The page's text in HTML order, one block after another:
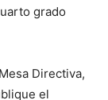
grado
Directiva,
el